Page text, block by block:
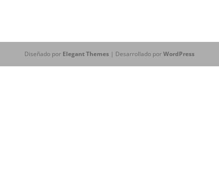
Diseñado por Elegant Themes| Desarrollado porWordPress